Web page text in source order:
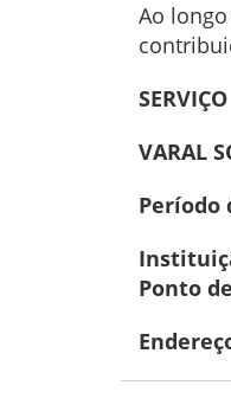
Ao
SERVIÇO
VARAL
Período
Ponto